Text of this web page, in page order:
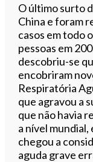
O último surto
China e foram
casos em todo
pessoas em
descobriu-se
encobriram
Respiratória
que agravou a
que não havia
a nível mundial,
chegou a
aguda grave